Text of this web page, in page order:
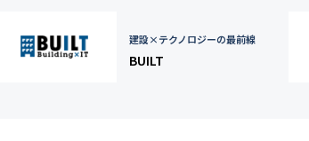
建設×テクノロジーの最前線
BUILT